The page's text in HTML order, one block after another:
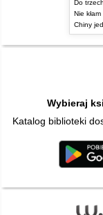
Do
Nie kłam
Chiny
Wybieraj
Katalog biblioteki